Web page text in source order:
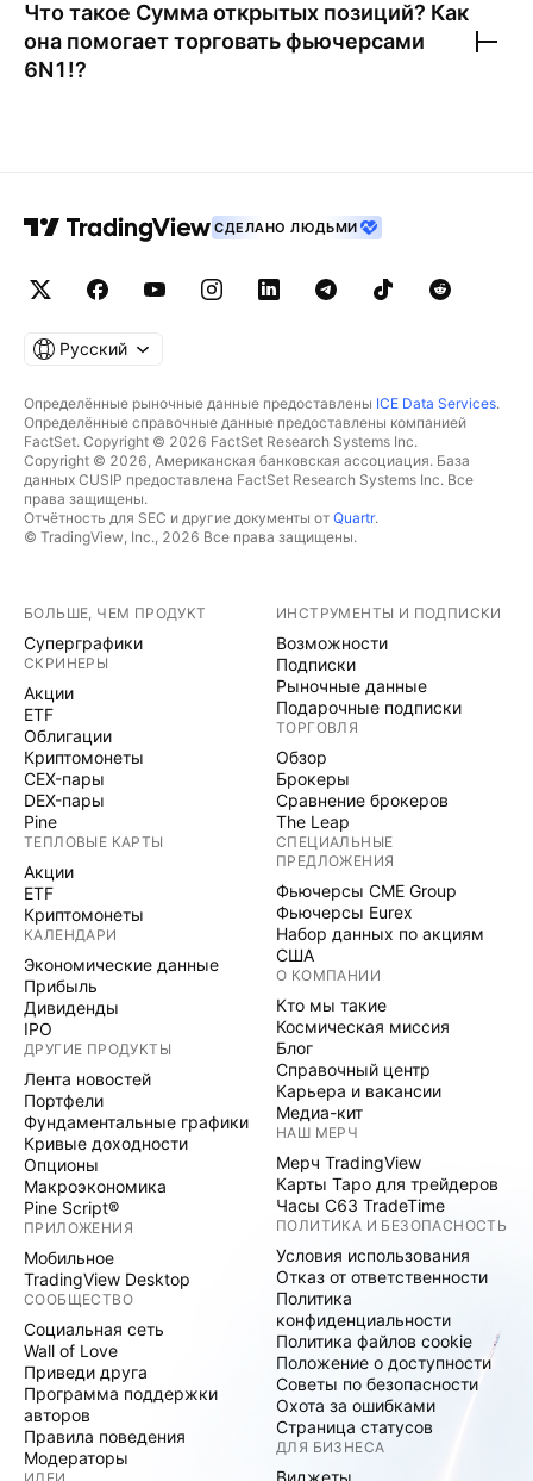
Что такое Сумма открытых позиций? Как
она помогает торговать фьючерсами
6N1!?
СДЕЛАНО ЛЮДЬМИ
Русский
Определённые рыночные данные предоставлены ICE Data Services.
Определённые справочные данные предоставлены компанией
FactSet. Copyright © 2026 FactSet Research Systems Inc.
Copyright © 2026, Американская банковская ассоциация. База
данных CUSIP предоставлена FactSet Research Systems Inc. Все
права защищены.
Отчётность для SEC и другие документы от Quartr.
© TradingView, Inc., 2026 Все права защищены.
БОЛЬШЕ, ЧЕМ ПРОДУКТ
Суперграфики
СКРИНЕРЫ
Акции
ETF
Облигации
Криптомонеты
CEX-пары
DEX-пары
Pine
ТЕПЛОВЫЕ КАРТЫ
Акции
ETF
Криптомонеты
КАЛЕНДАРИ
Экономические данные
Прибыль
Дивиденды
IPO
ДРУГИЕ ПРОДУКТЫ
Лента новостей
Портфели
Фундаментальные графики
Кривые доходности
Опционы
Макроэкономика
Pine Script®
ПРИЛОЖЕНИЯ
Мобильное
TradingView Desktop
СООБЩЕСТВО
Социальная сеть
Wall of Love
Приведи друга
Программа поддержки
авторов
Правила поведения
Модераторы
ИНСТРУМЕНТЫ И ПОДПИСКИ
Возможности
Подписки
Рыночные данные
Подарочные подписки
ТОРГОВЛЯ
Обзор
Брокеры
Сравнение брокеров
The Leap
СПЕЦИАЛЬНЫЕ
ПРЕДЛОЖЕНИЯ
Фьючерсы CME Group
Фьючерсы Eurex
Набор данных по акциям
США
О КОМПАНИИ
Кто мы такие
Космическая миссия
Блог
Справочный центр
Карьера и вакансии
Медиа-кит
НАШ МЕРЧ
Мерч TradingView
Карты Таро для трейдеров
Часы C63 TradeTime
ПОЛИТИКА И БЕЗОПАСНОСТЬ
Условия использования
Отказ от ответственности
Политика
конфиденциальности
Политика файлов cookie
Положение о доступности
Советы по безопасности
Охота за ошибками
Страница статусов
ДЛЯ БИЗНЕСА
Виджеты